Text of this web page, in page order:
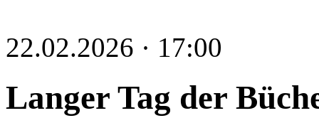
22.02.2026 · 17:00
Langer Tag der